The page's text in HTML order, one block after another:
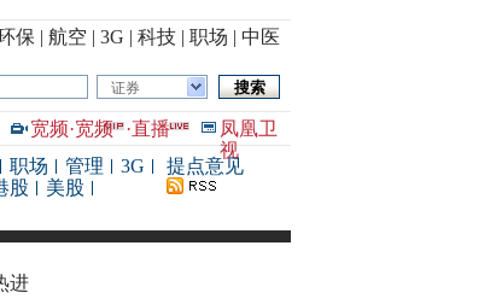
保 | 航空 | 3G | 科技| 职场 | 中医
证券
宽频·宽频 ·直播
凤凰卫
视
职场 管理
3G
股
美股
提点意见
进